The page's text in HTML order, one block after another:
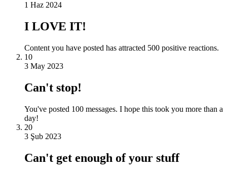
1 Haz 2024
I LOVE IT!
Content you have posted has attracted 500 positive reactions.
10
3 May 2023
Can't stop!
You've posted 100 messages. I hope this took you more than a
day!
20
3 Şub 2023
Can't get enough of your stuff